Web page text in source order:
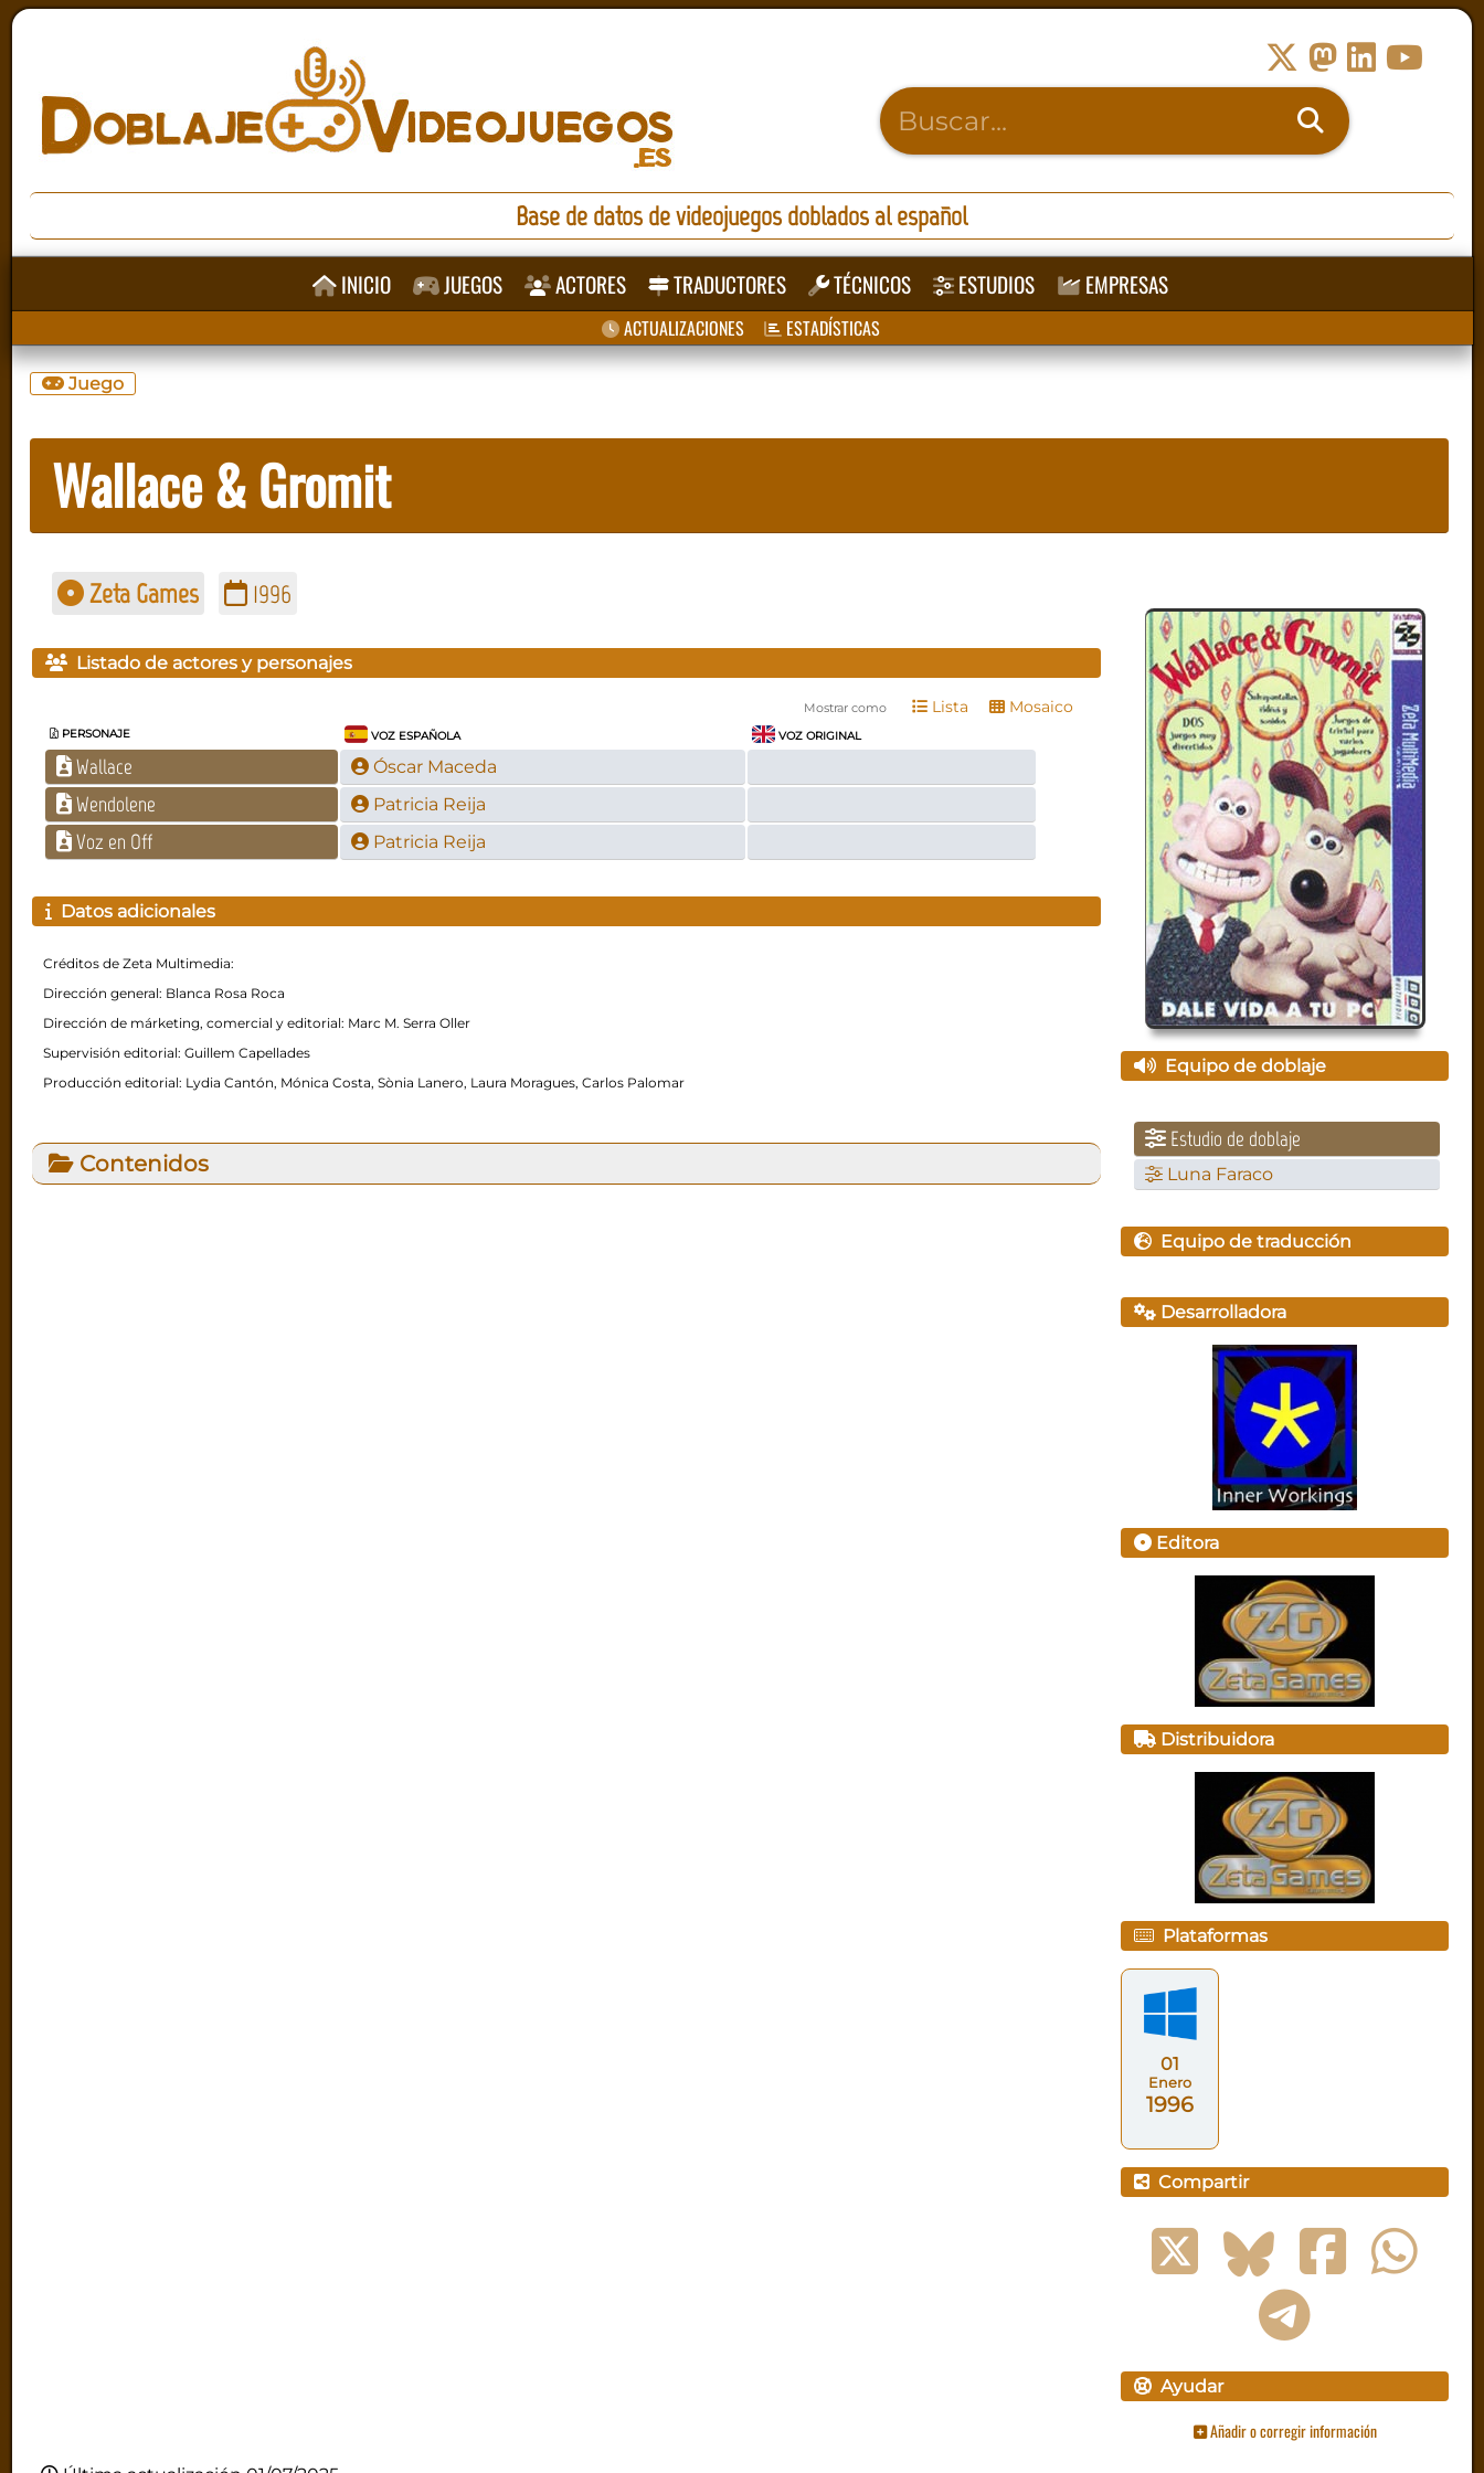
Base de datos de videojuegos doblados al español
INICIO JUEGOS ACTORES TRADUCTORES TÉCNICOS ESTUDIOS EMPRESAS
ACTUALIZACIONES ESTADÍSTICAS
Juego
Wallace & Gromit
Zeta Games 1996
Listado de actores y personajes
Mostrar como Lista Mosaico
PERSONAJE VOZ ESPAÑOLA VOZ ORIGINAL
Wallace Óscar Maceda
Wendolene Patricia Reija
Voz en Off Patricia Reija
Datos adicionales
Créditos de Zeta Multimedia:
Dirección general: Blanca Rosa Roca
Dirección de márketing, comercial y editorial: Marc M. Serra Oller
Supervisión editorial: Guillem Capellades
Producción editorial: Lydia Cantón, Mónica Costa, Sònia Lanero, Laura Moragues, Carlos Palomar
Contenidos
Equipo de doblaje
Estudio de doblaje
Luna Faraco
Equipo de traducción
Desarrolladora
Editora
Distribuidora
Plataformas
01
Enero
1996
Compartir
Ayudar
Añadir o corregir información